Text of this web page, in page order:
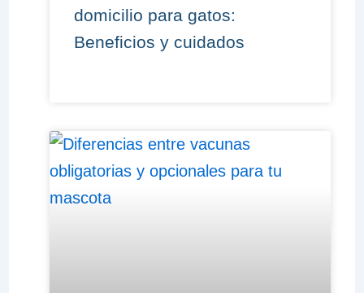
domicilio para gatos:
Beneficios y cuidados